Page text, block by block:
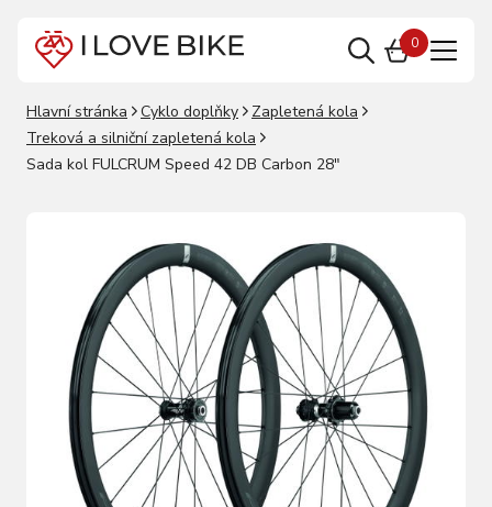
0
Hlavní stránka Cyklo doplňky
Zapletená kola
Treková a silniční zapletená kola
Sada kol FULCRUM Speed 42 DB Carbon 28"